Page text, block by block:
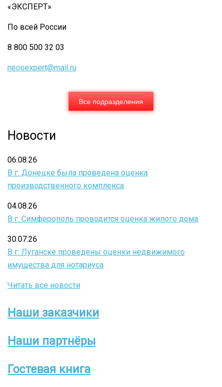
3
«ЭКСПЕРТ»
По всей России
8 800 500 32 03
neooexpert@mail.ru
Все подразделения
Новости
06.08.26
В г. Донецке была проведена оценка
производственного комплекса
04.08.26
В г. Симферополь проводится оценка жилого дома
30.07.26
В г. Луганске проведены оценки недвижимого
имущества для нотариуса
Читать все новости
Боковое
меню
Наши заказчики
Наши партнёры
Гостевая книга